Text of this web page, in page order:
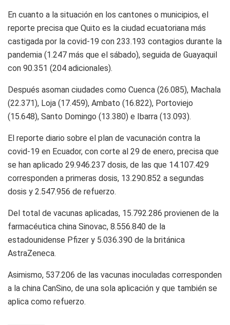
En cuanto a la situación en los cantones o municipios, el
reporte precisa que Quito es la ciudad ecuatoriana más
castigada por la covid-19 con 233.193 contagios durante la
pandemia (1.247 más que el sábado), seguida de Guayaquil
con 90.351 (204 adicionales).
Después asoman ciudades como Cuenca (26.085), Machala
(22.371), Loja (17.459), Ambato (16.822), Portoviejo
(15.648), Santo Domingo (13.380) e Ibarra (13.093).
El reporte diario sobre el plan de vacunación contra la
covid-19 en Ecuador, con corte al 29 de enero, precisa que
se han aplicado 29.946.237 dosis, de las que 14.107.429
corresponden a primeras dosis, 13.290.852 a segundas
dosis y 2.547.956 de refuerzo.
Del total de vacunas aplicadas, 15.792.286 provienen de la
farmacéutica china Sinovac, 8.556.840 de la
estadounidense Pfizer y 5.036.390 de la británica
AstraZeneca.
Asimismo, 537.206 de las vacunas inoculadas corresponden
a la china CanSino, de una sola aplicación y que también se
aplica como refuerzo.